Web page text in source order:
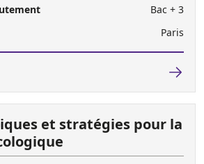
Bac + 3
Paris
et stratégies pour la